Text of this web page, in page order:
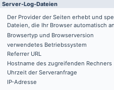
Server-Log-Dateien
Der Provider der Seiten erhebt und
Dateien, die Ihr Browser automatisch
Browsertyp und Browserversion
verwendetes Betriebssystem
Referrer URL
Hostname des zugreifenden Rechners
Uhrzeit der Serveranfrage
IP-Adresse